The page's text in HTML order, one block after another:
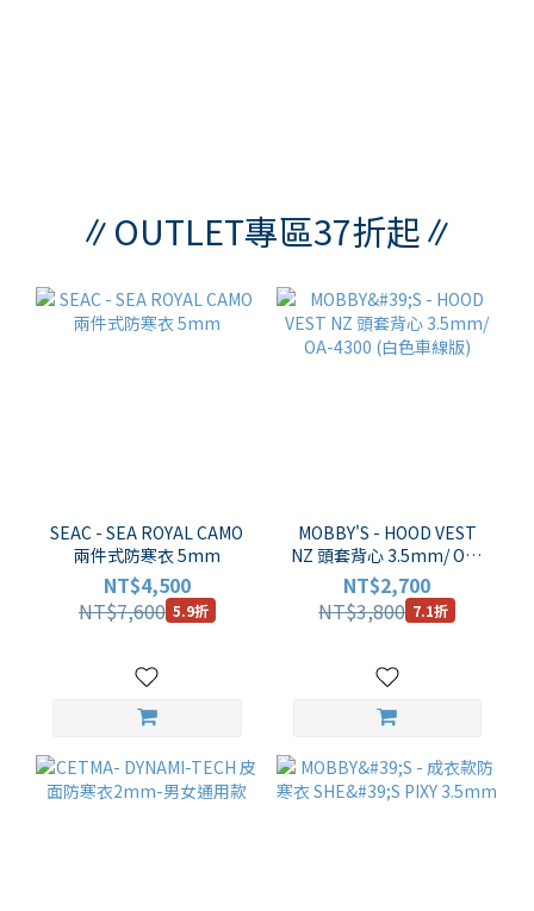
∥OUTLET專區37折起∥
SEAC - SEA ROYAL CAMO
兩件式防寒衣 5mm
NT$4,500
NT$7,600 5.9折
MOBBY'S - HOOD VEST
NZ 頭套背心 3.5mm/ OA-
4300 (白色車線版)
NT$2,700
NT$3,800 7.1折